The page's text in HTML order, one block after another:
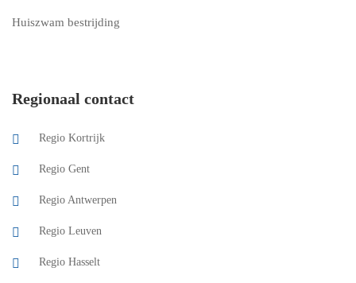
Huiszwam bestrijding
Regionaal contact
Regio Kortrijk
Regio Gent
Regio Antwerpen
Regio Leuven
Regio Hasselt